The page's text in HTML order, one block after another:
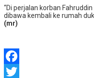
“Di perjalan korban
dibawa kembali ke rumah
(mr)
Facebook